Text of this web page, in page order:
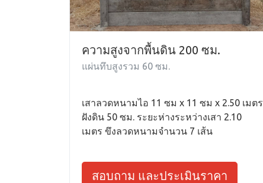
ความสูงจากพื้นดิน 200 ซม.
แผ่นทึบสูงรวม 60 ซม.
เสาลวดหนามไอ 11 ซม x 11 ซม x 2.50 เมตร
ฝังดิน 50 ซม. ระยะห่างระหว่างเสา 2.10
เมตร ขึงลวดหนามจำนวน 7 เส้น
สอบถาม และประเมินราคา